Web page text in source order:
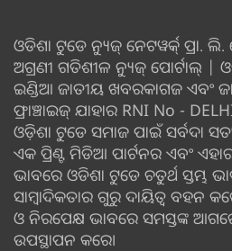
ଓଡିଶା ଟୁଡେ ନ୍ୟୁଜ୍ ନେଟୱର୍କ୍ ପ୍ରା.
ଅଗ୍ରଣୀ ଗତିଶୀଳ ନ୍ୟୁଜ୍ ପୋର୍ଟାଲ୍ |
ଇଣ୍ଡିଆ ଜାତୀୟ ଖବରକାଗଜ ଏବଂ
ଫ୍ରାଞ୍ଚାଇଜ୍ ଯାହାର RNI No -
ଓଡ଼ିଶା ଟୁଡେ ସମାଜ ପାଇଁ ସର୍ବଦା
ଏକ ପ୍ରିଣ୍ଟ ମିଡିଆ ପାର୍ଟନର ଏବଂ
ଭାବରେ ଓଡିଶା ଟୁଡେ ଚତୁର୍ଥ ସ୍ତମ୍ଭ
ସାମ୍ବାଦିକତାର ଗୁରୁ ଦାୟିତ୍ବ ବହନ
ଓ ନିରପେକ୍ଷ ଭାବରେ ସମସ୍ତଙ୍କ
ଉପସ୍ଥାପନ କରେ।